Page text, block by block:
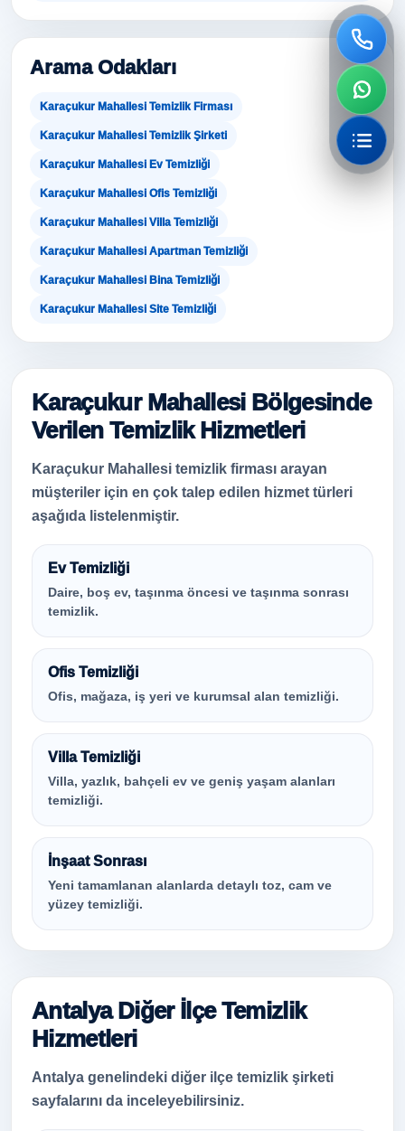
Arama Odakları
Karaçukur Mahallesi Temizlik Firması
Karaçukur Mahallesi Temizlik Şirketi
Karaçukur Mahallesi Ev Temizliği
Karaçukur Mahallesi Ofis Temizliği
Karaçukur Mahallesi Villa Temizliği
Karaçukur Mahallesi Apartman Temizliği
Karaçukur Mahallesi Bina Temizliği
Karaçukur Mahallesi Site Temizliği
Karaçukur Mahallesi Bölgesinde
Verilen Temizlik Hizmetleri
Karaçukur Mahallesi temizlik firması arayan
müşteriler için en çok talep edilen hizmet türleri
aşağıda listelenmiştir.
Ev Temizliği
Daire, boş ev, taşınma öncesi ve taşınma sonrası
temizlik.
Ofis Temizliği
Ofis, mağaza, iş yeri ve kurumsal alan temizliği.
Villa Temizliği
Villa, yazlık, bahçeli ev ve geniş yaşam alanları
temizliği.
İnşaat Sonrası
Yeni tamamlanan alanlarda detaylı toz, cam ve
yüzey temizliği.
Antalya Diğer İlçe Temizlik
Hizmetleri
Antalya genelindeki diğer ilçe temizlik şirketi
sayfalarını da inceleyebilirsiniz.